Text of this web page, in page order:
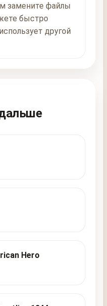
замените файлы
быстро
другой
Hero